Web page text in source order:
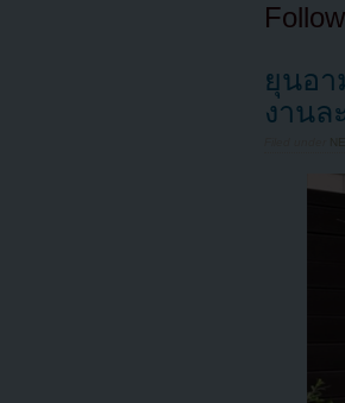
ยุนอ
งานล